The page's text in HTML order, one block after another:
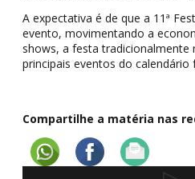
A expectativa é de que a 11ª
evento, movimentando a
shows, a festa
principais eventos do calendário
Compartilhe a matéria nas